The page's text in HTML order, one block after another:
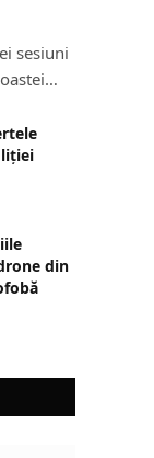
sesiuni
din